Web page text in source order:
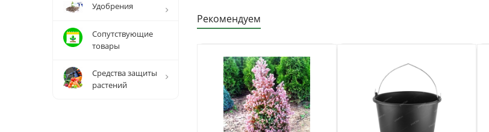
Рекомендуем
Удобрения
Сопутствующие
товары
Средства защиты
растений